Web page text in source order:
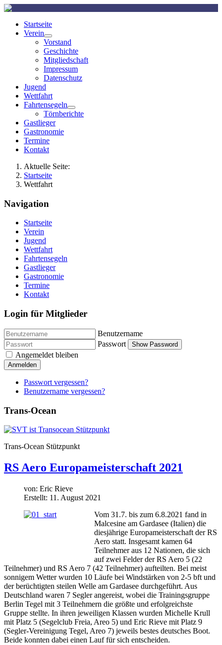
Startseite
Verein
Vorstand
Geschichte
Mitgliedschaft
Impressum
Datenschutz
Jugend
Wettfahrt
Fahrtensegeln
Törnberichte
Gastlieger
Gastronomie
Termine
Kontakt
Aktuelle Seite:
Startseite
Wettfahrt
Navigation
Startseite
Verein
Jugend
Wettfahrt
Fahrtensegeln
Gastlieger
Gastronomie
Termine
Kontakt
Login für Mitglieder
Benutzername
Passwort
Show Password
Angemeldet bleiben
Anmelden
Passwort vergessen?
Benutzername vergessen?
Trans-Ocean
Trans-Ocean Stützpunkt
RS Aero Europameisterschaft 2021
von: Eric Rieve
Erstellt: 11. August 2021
Vom 31.7. bis zum 6.8.2021 fand in
Malcesine am Gardasee (Italien) die
diesjährige Europameisterschaft der RS
Aero statt. Insgesamt kamen 64
Teilnehmer aus 12 Nationen, die sich
auf zwei Felder der RS Aero 5 (22
Teilnehmer) und RS Aero 7 (42 Teilnehmer) aufteilten. Bei meist
sonnigem Wetter wurden 10 Läufe bei Windstärken von 2-5 bft und
der berüchtigten steilen Welle am Gardasee durchgeführt. Aus
Deutschland waren 7 Segler angereist, wobei die Trainingsgruppe
Berlin Tegel mit 3 Teilnehmern die größte und erfolgreichste
Gruppe stellte. In ihren jeweiligen Klassen wurden Michelle Krull
mit Platz 5 (Segelclub Freia, Areo 5) und Eric Rieve mit Platz 9
(Segler-Vereinigung Tegel, Areo 7) jeweils bestes deutsches Boot.
Beide konnten dabei einen Lauf für sich entscheiden.